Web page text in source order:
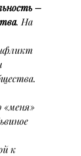
–
. На
«меня»
к